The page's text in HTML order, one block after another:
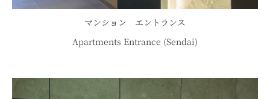
マンション エントランス
Apartments Entrance (Sendai)